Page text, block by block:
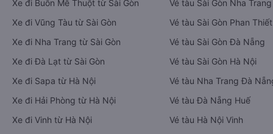
Xe đi Buôn Mê Thuột từ Sài Gòn
Xe đi Vũng Tàu từ Sài Gòn
Xe đi Nha Trang từ Sài Gòn
Xe đi Đà Lạt từ Sài Gòn
Xe đi Sapa từ Hà Nội
Xe đi Hải Phòng từ Hà Nội
Xe đi Vinh từ Hà Nội
Vé tàu Sài Gòn Nha Trang
Vé tàu Sài Gòn Phan Thiết
Vé tàu Sài Gòn Đà Nẵng
Vé tàu Sài Gòn Hà Nội
Vé tàu Nha Trang Đà
Vé tàu Đà Nẵng Huế
Vé tàu Hà Nội Vinh